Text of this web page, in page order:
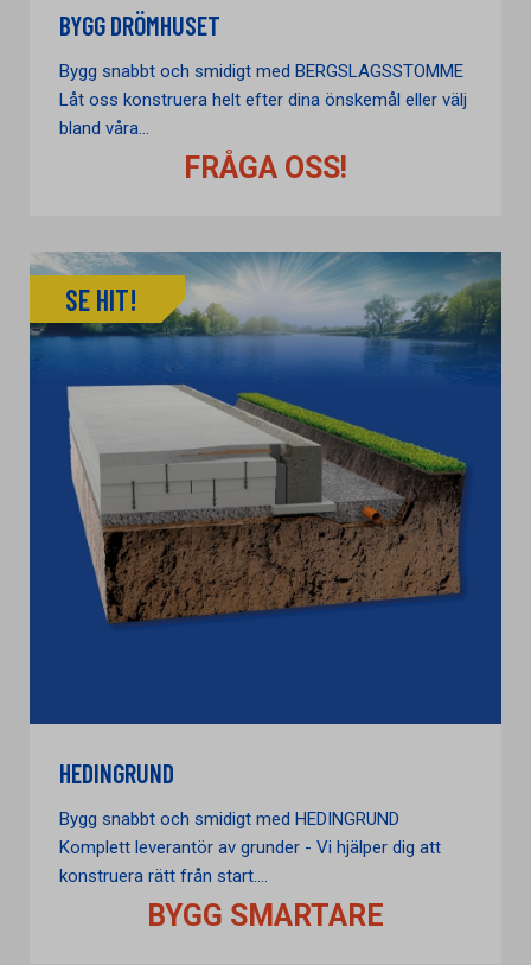
BYGG DRÖMHUSET
Bygg snabbt och smidigt med BERGSLAGSSTOMME
Låt oss konstruera helt efter dina önskemål eller välj
bland våra...
FRÅGA OSS!
SE HIT!
HEDINGRUND
Bygg snabbt och smidigt med HEDINGRUND
Komplett leverantör av grunder - Vi hjälper dig att
konstruera rätt från start....
BYGG SMARTARE